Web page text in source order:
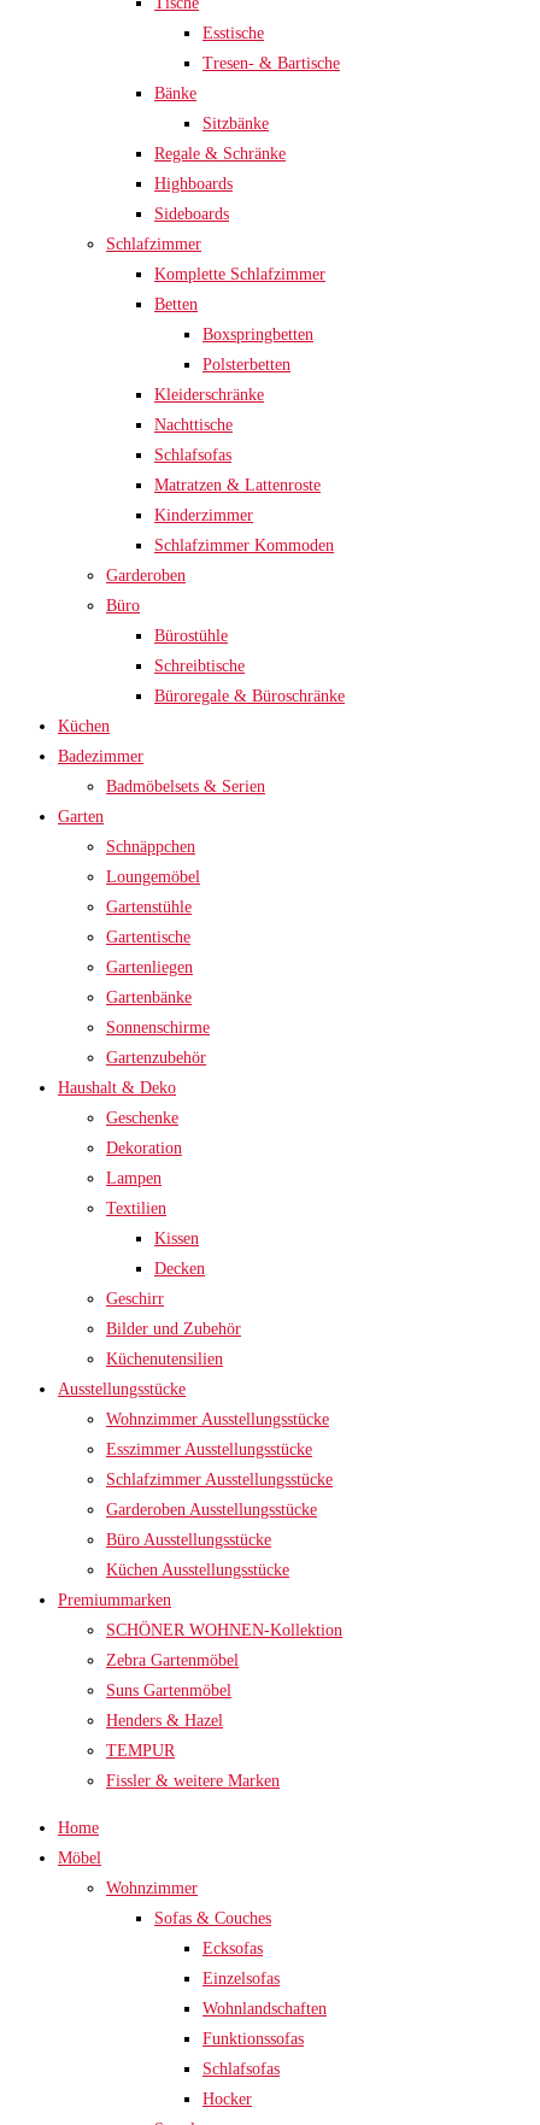
Esstische
Tresen- & Bartische
Bänke
Sitzbänke
Regale & Schränke
Highboards
Sideboards
Schlafzimmer
Komplette Schlafzimmer
Betten
Boxspringbetten
Polsterbetten
Kleiderschränke
Nachttische
Schlafsofas
Matratzen & Lattenroste
Kinderzimmer
Schlafzimmer Kommoden
Garderoben
Büro
Bürostühle
Schreibtische
Büroregale & Büroschränke
Küchen
Badezimmer
Badmöbelsets & Serien
Garten
Schnäppchen
Loungemöbel
Gartenstühle
Gartentische
Gartenliegen
Gartenbänke
Sonnenschirme
Gartenzubehör
Haushalt & Deko
Geschenke
Dekoration
Lampen
Textilien
Kissen
Decken
Geschirr
Bilder und Zubehör
Küchenutensilien
Ausstellungsstücke
Wohnzimmer Ausstellungsstücke
Esszimmer Ausstellungsstücke
Schlafzimmer Ausstellungsstücke
Garderoben Ausstellungsstücke
Büro Ausstellungsstücke
Küchen Ausstellungsstücke
Premiummarken
SCHÖNER WOHNEN-Kollektion
Zebra Gartenmöbel
Suns Gartenmöbel
Henders & Hazel
TEMPUR
Fissler & weitere Marken
Home
Möbel
Wohnzimmer
Sofas & Couches
Ecksofas
Einzelsofas
Wohnlandschaften
Funktionssofas
Schlafsofas
Hocker